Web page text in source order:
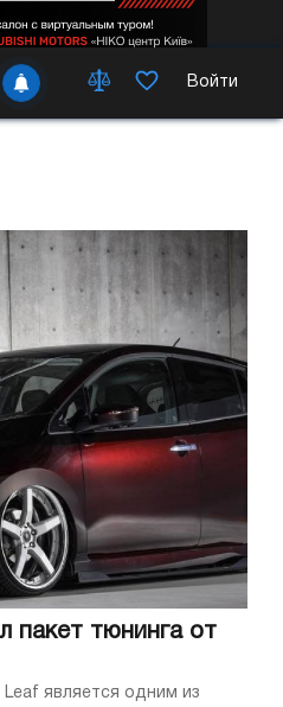
Войти
пакет тюнинга от
является одним из